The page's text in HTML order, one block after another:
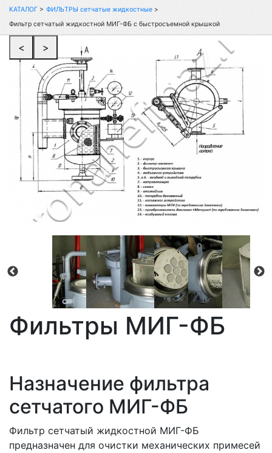
КАТАЛОГ > ФИЛЬТРЫ сетчатые жидкостные >
Фильтр сетчатый жидкостной МИГ-ФБ с быстросъемной крышкой
< >
Фильтры МИГ-ФБ
Назначение фильтра
сетчатого МИГ-ФБ
Фильтр сетчатый жидкостной МИГ-ФБ
предназначен для очистки механических примесей